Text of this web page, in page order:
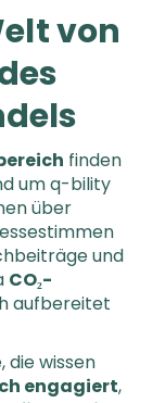
von
finden
um q-bility
über
und
CO₂-
aufbereitet
die wissen
engagiert,